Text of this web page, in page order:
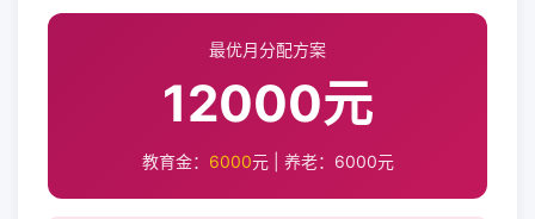
最优月分配方案
12000元
教育金： 6000元 | 养老： 6000元